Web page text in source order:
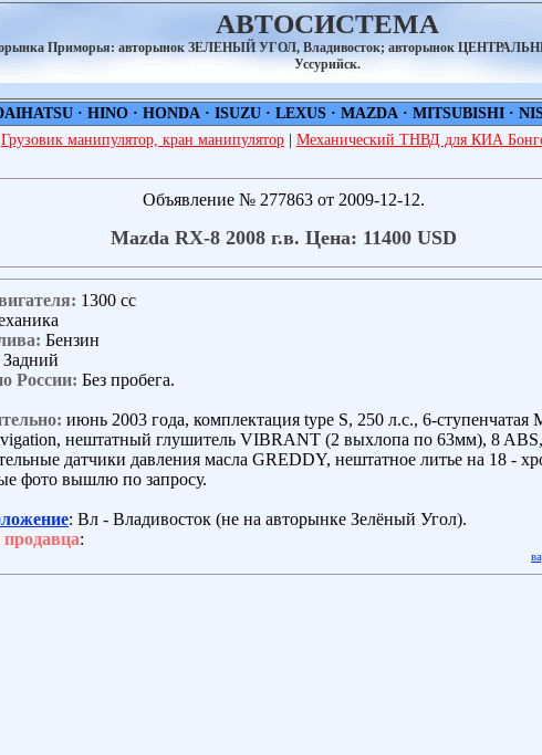
АВТОСИСТЕМА
Приморья: авторынок ЗЕЛЕНЫЙ УГОЛ, Владивосток; авторынок
Уссурийск.
· HINO· HONDA· ISUZU· LEXUS· MAZDA· MITSUBISHI·
Грузовик манипулятор, кран манипулятор Механический ТНВД для КИА
Объявление № 277863 от 2009-12-12.
Mazda RX-8 2008 г.в. Цена: 11400 USD
1300 сс
Бензин
Задний
России: Без пробега.
июнь 2003 года, комплектация type S, 250 л.с., 6-
нештатный глушитель VIBRANT (2 выхлопа по 63мм), 8 ABS,
датчики давления масла GREDDY, нештатное литье на 18 -
фото вышлю по запросу.
: Вл - Владивосток (не на авторынке Зелёный Угол).
: